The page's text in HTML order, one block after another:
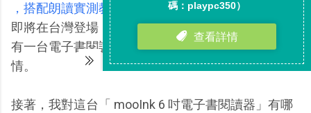
，搭配朗讀實測教學
）雖然我也知道 Amazon 電子書
即將在台灣登場，不過一來這個時間點就想要立刻擁
有一台電子書閱讀器，二來也有著支持台灣團隊的心
情。
接著，我對這台「 mooInk 6 吋電子書閱讀器」有哪